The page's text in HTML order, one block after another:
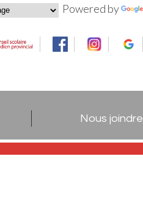
Powered by
Nous joindre